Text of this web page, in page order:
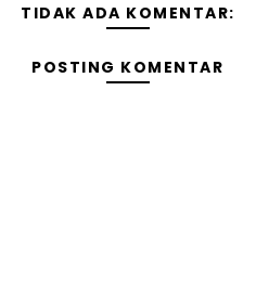
TIDAK ADA KOMENTAR:
POSTING KOMENTAR